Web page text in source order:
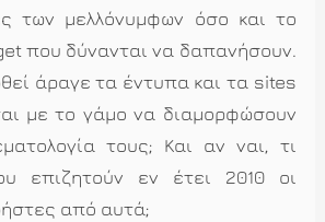
των μελλόνυμφων όσο και το
που δύνανται να δαπανήσουν.
άραγε τα έντυπα και τα sites
με το γάμο να διαμορφώσουν
τους; Και αν ναι, τι
επιζητούν εν έτει 2010 οι
από αυτά;